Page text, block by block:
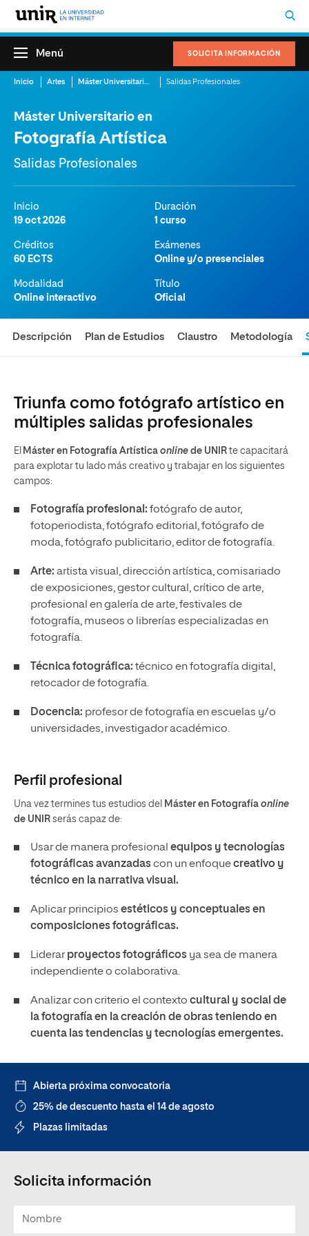
SOLICITA INFORMACIÓN
Menú
Inicio Artes Máster Universitario en Fotografía Artística Salidas Profesionales
Máster Universitario en
Fotografía Artística
Salidas Profesionales
Inicio
19 oct 2026
Duración
1 curso
Créditos
60 ECTS
Exámenes
Online y/o presenciales
Modalidad
Online interactivo
Título
Oficial
Descripción Plan de Estudios Claustro Metodología
Triunfa como fotógrafo artístico en
múltiples salidas profesionales
El Máster en Fotografía Artística online de UNIR te capacitará
para explotar tu lado más creativo y trabajar en los siguientes
campos:
Fotografía profesional: fotógrafo de autor,
fotoperiodista, fotógrafo editorial, fotógrafo de
moda, fotógrafo publicitario, editor de fotografía.
Arte: artista visual, dirección artística, comisariado
de exposiciones, gestor cultural, crítico de arte,
profesional en galería de arte, festivales de
fotografía, museos o librerías especializadas en
fotografía.
Técnica fotográfica: técnico en fotografía digital,
retocador de fotografía.
Docencia: profesor de fotografía en escuelas y/o
universidades, investigador académico.
Perfil profesional
Una vez termines tus estudios del Máster en Fotografía online
de UNIR serás capaz de:
Usar de manera profesional equipos y tecnologías
fotográficas avanzadascon un enfoquecreativo y
técnico en la narrativa visual.
Aplicar principios estéticos y conceptuales en
composiciones fotográficas.
Liderarproyectos fotográficos ya sea de manera
independiente o colaborativa.
Analizar con criterio el contexto cultural y social de
la fotografía en la creación de obras teniendo en
cuenta lastendencias y tecnologías emergentes.
Abierta próxima convocatoria
25% de descuento hasta el 14 de agosto
Plazas limitadas
Solicita información